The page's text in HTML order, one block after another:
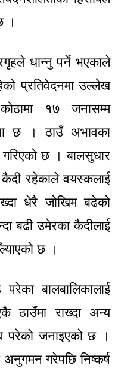
।
धान्नु पर्ने भएकाले
प्रतिवेदनमा उल्लेख
१७ जनासम्म
छ । ठाउँ अभावका
गरिएको छ । बालसुधार
रहेकाले वयस्कलाई
धेरै जोखिम बढेको
बढी उमेरका कैदीलाई
छ ।
बालबालिकालाई
ठाउँमा राख्दा अन्य
परेको जनाइएको छ ।
गरेपछि निष्कर्ष